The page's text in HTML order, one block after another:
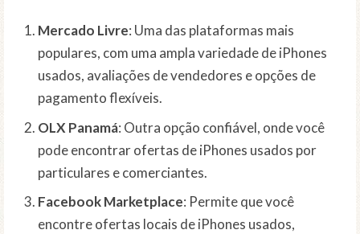
Mercado Livre: Uma das plataformas mais
populares, com uma ampla variedade de iPhones
usados, avaliações de vendedores e opções de
pagamento flexíveis.
OLX Panamá: Outra opção confiável, onde você
pode encontrar ofertas de iPhones usados por
particulares e comerciantes.
Facebook Marketplace: Permite que você
encontre ofertas locais de iPhones usados,